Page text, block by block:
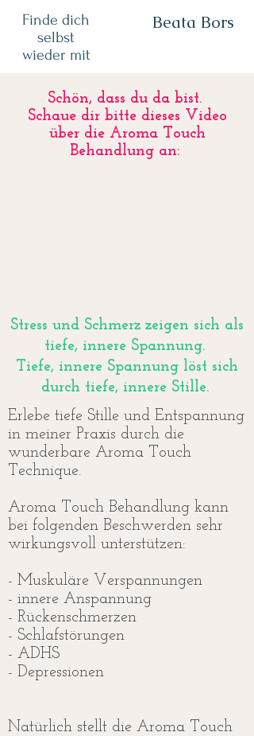
Finde dich
selbst
wieder mit
Beata Bors
Schön, dass du da bist.
Schaue dir bitte dieses Video
über die Aroma Touch
Behandlung an:
Stress und Schmerz zeigen sich als
tiefe, innere Spannung.
Tiefe, innere Spannung löst sich
durch tiefe, innere Stille.
Erlebe tiefe Stille und Entspannung
in meiner Praxis durch die
wunderbare Aroma Touch
Technique.
Aroma Touch Behandlung kann
bei folgenden Beschwerden sehr
wirkungsvoll unterstützen:
- Muskuläre Verspannungen
- innere Anspannung
- Rückenschmerzen
- Schlafstörungen
- ADHS
- Depressionen
Natürlich stellt die Aroma Touch